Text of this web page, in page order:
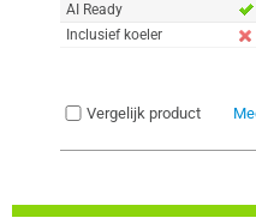
AI Ready
Inclusief koeler
Vergelijk product